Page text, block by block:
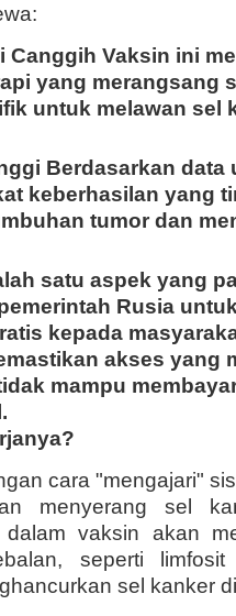
Canggih Vaksin ini
yang merangsang
untuk melawan sel
Berdasarkan
keberhasilan yang
tumor dan
satu aspek yang
Rusia
kepada
akses yang
mampu
cara "mengajari"
menyerang sel
dalam vaksin akan
seperti
sel kanker